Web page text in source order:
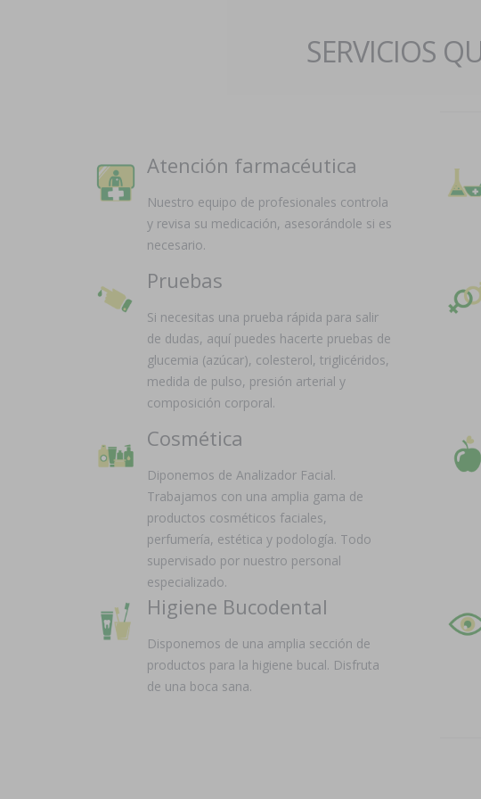
SERVICIOS
Atención farmacéutica
Nuestro equipo de profesionales controla
y revisa su medicación, asesorándole si es
necesario.
Pruebas
Si necesitas una prueba rápida para salir
de dudas, aquí puedes hacerte pruebas de
glucemia (azúcar), colesterol, triglicéridos,
medida de pulso, presión arterial y
composición corporal.
Cosmética
Diponemos de Analizador Facial.
Trabajamos con una amplia gama de
productos cosméticos faciales,
perfumería, estética y podología. Todo
supervisado por nuestro personal
especializado.
Higiene Bucodental
Disponemos de una amplia sección de
productos para la higiene bucal. Disfruta
de una boca sana.